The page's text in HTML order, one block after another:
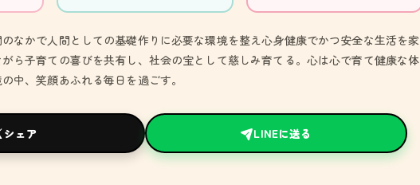
なかで人間としての基礎作りに必要な環境を整え心身健康でかつ安全な生活を家
ら子育ての喜びを共有し、社会の宝として慈しみ育てる。心は心で育て健康な体
中、笑顔あふれる毎日を過ごす。
シェア LINEに送る